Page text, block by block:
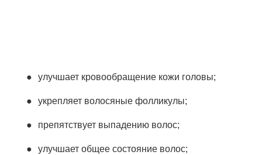
улучшает кровообращение кожи головы;
укрепляет волосяные фолликулы;
препятствует выпадению волос;
улучшает общее состояние волос;